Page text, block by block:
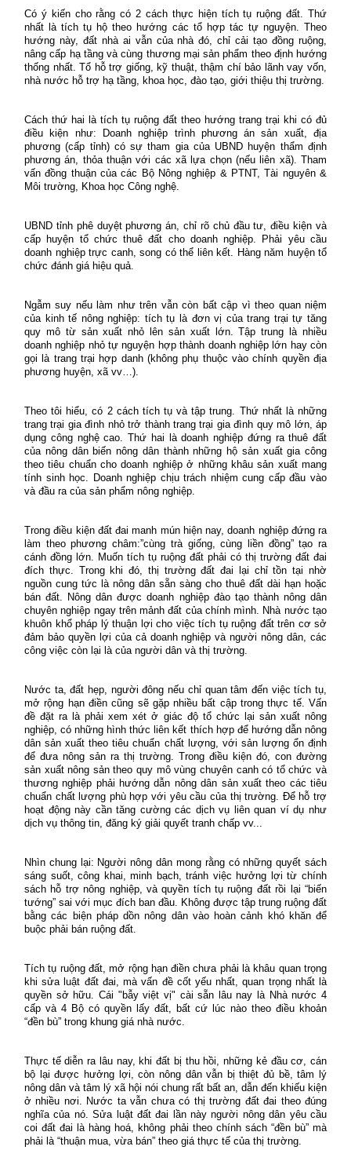
Có ý kiến cho rằng có 2 cách thực hiện tích tụ ruộng đất. Thứ
nhất là tích tụ hộ theo hướng các tổ hợp tác tự nguyện. Theo
hướng này, đất nhà ai vẫn của nhà đó, chỉ cải tạo đồng ruộng,
nâng cấp hạ tầng và cùng thương mại sản phẩm theo định hướng
thống nhất. Tổ hỗ trợ giống, kỹ thuật, thậm chí bảo lãnh vay vốn,
nhà nước hỗ trợ hạ tầng, khoa học, đào tạo, giới thiệu thị trường.
Cách thứ hai là tích tụ ruộng đất theo hướng trang trại khi có đủ
điều kiện như: Doanh nghiệp trình phương án sản xuất, địa
phương (cấp tỉnh) có sự tham gia của UBND huyện thẩm định
phương án, thỏa thuận với các xã lựa chọn (nếu liên xã). Tham
vấn đồng thuận của các Bộ Nông nghiệp & PTNT, Tài nguyên &
Môi trường, Khoa học Công nghệ.
UBND tỉnh phê duyệt phương án, chỉ rõ chủ đầu tư, điều kiện và
cấp huyện tổ chức thuê đất cho doanh nghiệp. Phải yêu cầu
doanh nghiệp trực canh, song có thể liên kết. Hàng năm huyện tổ
chức đánh giá hiệu quả.
Ngẫm suy nếu làm như trên vẫn còn bất cập vì theo quan niệm
của kinh tế nông nghiệp: tích tụ là đơn vị của trang trại tự tăng
quy mô từ sản xuất nhỏ lên sản xuất lớn. Tập trung là nhiều
doanh nghiệp nhỏ tự nguyện hợp thành doanh nghiệp lớn hay còn
gọi là trang trại hợp danh (không phụ thuộc vào chính quyền địa
phương huyện, xã vv…).
Theo tôi hiểu, có 2 cách tích tụ và tập trung. Thứ nhất là những
trang trại gia đình nhỏ trở thành trang trại gia đình quy mô lớn, áp
dụng công nghệ cao. Thứ hai là doanh nghiệp đứng ra thuê đất
của nông dân biến nông dân thành những hộ sản xuất gia công
theo tiêu chuẩn cho doanh nghiệp ở những khâu sản xuất mang
tính sinh học. Doanh nghiệp chịu trách nhiệm cung cấp đầu vào
và đầu ra của sản phẩm nông nghiệp.
Trong điều kiện đất đai manh mún hiện nay, doanh nghiệp đứng ra
làm theo phương châm:”cùng trà giống, cùng liền đồng” tạo ra
cánh đồng lớn. Muốn tích tụ ruộng đất phải có thị trường đất đai
đích thực. Trong khi đó, thị trường đất đai lại chỉ tồn tại nhờ
nguồn cung tức là nông dân sẵn sàng cho thuê đất dài hạn hoặc
bán đất. Nông dân được doanh nghiệp đào tạo thành nông dân
chuyên nghiệp ngay trên mảnh đất của chính mình. Nhà nước tạo
khuôn khổ pháp lý thuận lợi cho việc tích tụ ruộng đất trên cơ sở
đảm bảo quyền lợi của cả doanh nghiệp và người nông dân, các
công việc còn lại là của người dân và thị trường.
Nước ta, đất hẹp, người đông nếu chỉ quan tâm đến việc tích tụ,
mở rộng hạn điền cũng sẽ gặp nhiều bất cập trong thực tế. Vấn
đề đặt ra là phải xem xét ở giác độ tổ chức lại sản xuất nông
nghiệp, có những hình thức liên kết thích hợp để hướng dẫn nông
dân sản xuất theo tiêu chuẩn chất lượng, với sản lượng ổn định
để đưa nông sản ra thị trường. Trong điều kiện đó, con đường
sản xuất nông sản theo quy mô vùng chuyên canh có tổ chức và
thương nghiệp phải hướng dẫn nông dân sản xuất theo các tiêu
chuẩn chất lượng phù hợp với yêu cầu của thị trường. Để hỗ trợ
hoạt động này cần tăng cường các dịch vụ liên quan ví dụ như
dịch vụ thông tin, đăng ký giải quyết tranh chấp vv...
Nhìn chung lại: Người nông dân mong rằng có những quyết sách
sáng suốt, công khai, minh bạch, tránh việc hưởng lợi từ chính
sách hỗ trợ nông nghiệp, và quyền tích tụ ruộng đất rồi lại “biến
tướng” sai với mục đích ban đầu. Không được tập trung ruộng đất
bằng các biện pháp dồn nông dân vào hoàn cảnh khó khăn để
buộc phải bán ruộng đất.
Tích tụ ruộng đất, mở rộng hạn điền chưa phải là khâu quan trọng
khi sửa luật đất đai, mà vấn đề cốt yếu nhất, quan trọng nhất là
quyền sở hữu. Cái "bẫy việt vị" cài sẵn lâu nay là Nhà nước 4
cấp và 4 Bộ có quyền lấy đất, bất cứ lúc nào theo điều khoản
“đền bù” trong khung giá nhà nước.
Thực tế diễn ra lâu nay, khi đất bị thu hồi, những kẻ đầu cơ, cán
bộ lại được hưởng lợi, còn nông dân vẫn bị thiệt đủ bề, tâm lý
nông dân và tâm lý xã hội nói chung rất bất an, dẫn đến khiếu kiện
ở nhiều nơi. Nước ta vẫn chưa có thị trường đất đai theo đúng
nghĩa của nó. Sửa luật đất đai lần này người nông dân yêu cầu
coi đất đai là hàng hoá, không phải theo chính sách “đền bù” mà
phải là “thuận mua, vừa bán” theo giá thực tế của thị trường.